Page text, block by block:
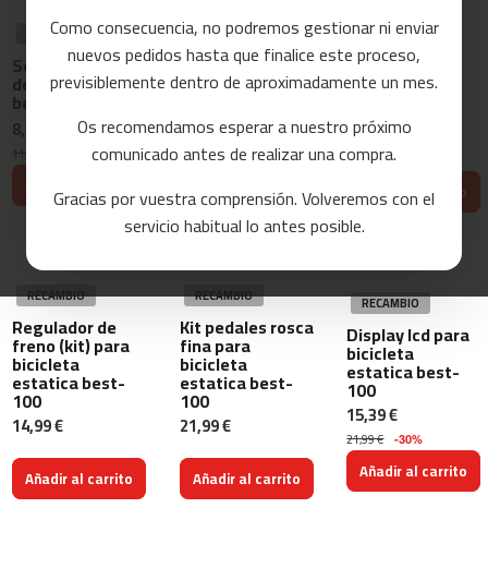
Como consecuencia, no podremos gestionar ni enviar
nuevos pedidos hasta que finalice este proceso,
previsiblemente dentro de aproximadamente un mes.
Os recomendamos esperar a nuestro próximo
comunicado antes de realizar una compra.
Gracias por vuestra comprensión. Volveremos con el
servicio habitual lo antes posible.
r
e
r
m
c
8
m
RECAMBIO
Soporte display
de bici estatica
best-100
8,39 €
11,99 €
RECAMBIO
Cinta de friccion
para bicleta
eliptica best-
10,49 €
14,99 € -30%
Añadir al carrito
RECAMBIO
Manillar para
bicicleta
estatica best-
100
71,99 €
Añadir al carrito
RECAMBIO
Regulador de
freno (kit) para
bicicleta
estatica best-
100
14,99 €
Añadir al carrito
RECAMBIO
Kit pedales rosca
fina para
bicicleta
estatica best-
100
21,99 €
Añadir al carrito
RECAMBIO
Display lcd para
bicicleta
estatica best-
100
15,39 €
21,99 € -30%
Añadir al carrito